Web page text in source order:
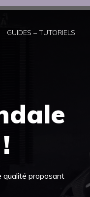
GUIDES – TUTORIELS
qualité proposant